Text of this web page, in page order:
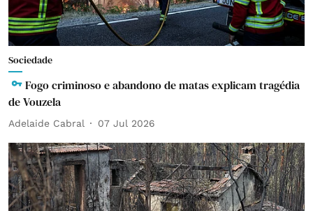
Sociedade
Fogo criminoso e abandono de matas explicam tragédia
de Vouzela
Adelaide Cabral 07 Jul 2026